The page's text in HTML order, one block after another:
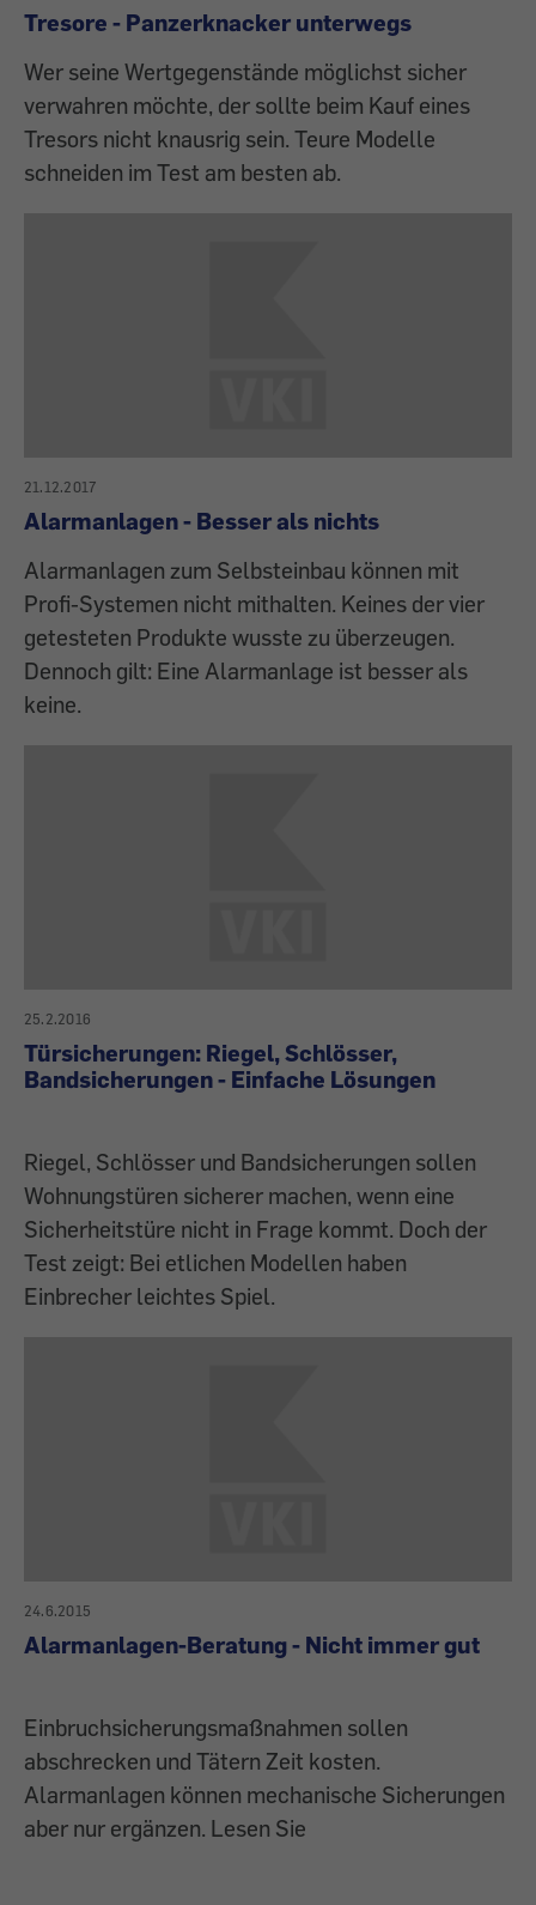
Tresore - Panzerknacker unterwegs
Wer seine Wertgegenstände möglichst sicher
verwahren möchte, der sollte beim Kauf eines
Tresors nicht knausrig sein. Teure Modelle
schneiden im Test am besten ab.
21.12.2017
Alarmanlagen - Besser als nichts
Alarmanlagen zum Selbsteinbau können mit
Profi-Systemen nicht mithalten. Keines der vier
getesteten Produkte wusste zu überzeugen.
Dennoch gilt: Eine Alarmanlage ist besser als
keine.
25.2.2016
Türsicherungen: Riegel, Schlösser,
Bandsicherungen - Einfache Lösungen
Riegel, Schlösser und Bandsicherungen sollen
Wohnungstüren sicherer machen, wenn eine
Sicherheitstüre nicht in Frage kommt. Doch der
Test zeigt: Bei etlichen Modellen haben
Einbrecher leichtes Spiel.
24.6.2015
Alarmanlagen-Beratung - Nicht immer gut
Einbruchsicherungsmaßnahmen sollen
abschrecken und Tätern Zeit kosten.
Alarmanlagen können mechanische Sicherungen
aber nur ergänzen. Lesen Sie